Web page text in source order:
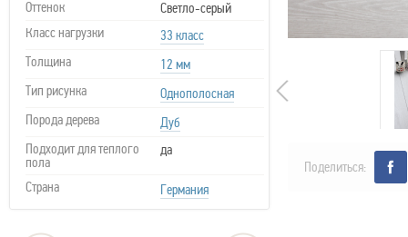
Оттенок
Светло-серый
Класс нагрузки
33 класс
Толщина
12 мм
Тип рисунка
Однополосная
Порода дерева
Дуб
Подходит для теплого
пола
да
Страна Германия
Поделиться: